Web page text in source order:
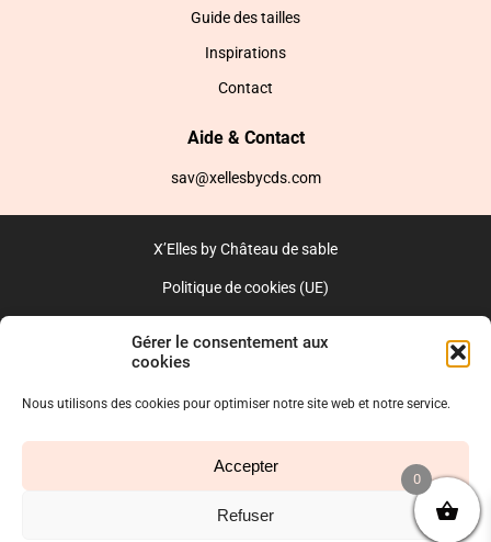
Gérer le consentement aux
cookies
Nous utilisons des cookies pour optimiser notre site web et notre service.
Accepter
Refuser
Guide des tailles
Inspirations
Contact
Aide & Contact
sav@xellesbycds.com
X’Elles by Château de sable
Politique de cookies (UE)
Réalisé par l’agence web :
0